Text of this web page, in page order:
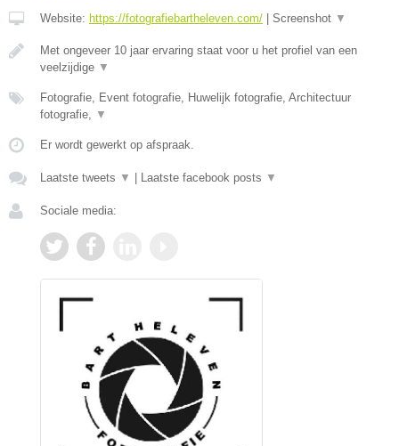
Website: https://fotografiebartheleven.com/ Screenshot ▼
Met ongeveer 10 jaar ervaring staat voor u het profiel van een
veelzijdige ▼
Fotografie, Event fotografie, Huwelijk fotografie, Architectuur
fotografie, ▼
Er wordt gewerkt op afspraak.
Laatste tweets ▼ Laatste facebook posts ▼
Sociale media: